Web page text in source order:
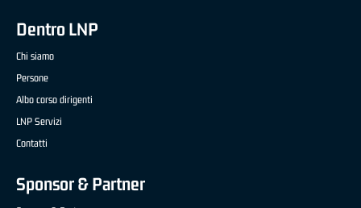
Dentro LNP
Chi siamo
Persone
Albo corso dirigenti
LNP Servizi
Contatti
Sponsor & Partner